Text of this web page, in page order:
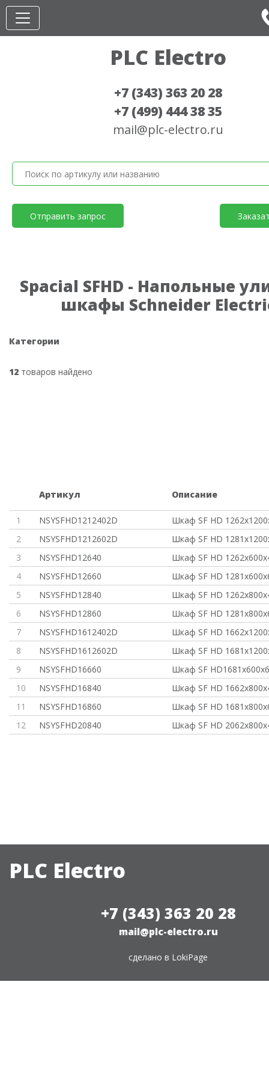
PLC Electro
+7 (343) 363 20 28
+7 (499) 444 38 35
mail@plc-electro.ru
Отправить запрос
Spacial SFHD - Напольные
шкафы Schneider
Категории
12 товаров найдено
Артикул Описание
1 NSYSFHD1212402D
Шкаф SF HD
2
NSYSFHD1212602D
Шкаф SF HD
3
NSYSFHD12640
Шкаф SF HD
4
NSYSFHD12660
Шкаф SF HD
5
NSYSFHD12840
Шкаф SF HD
6
NSYSFHD12860
Шкаф SF HD
7
NSYSFHD1612402D
Шкаф SF HD
8
NSYSFHD1612602D
Шкаф SF HD
9
NSYSFHD16660
Шкаф SF
10
NSYSFHD16840
Шкаф SF HD
11
NSYSFHD16860
Шкаф SF HD
12
NSYSFHD20840 Шкаф SF HD
PLC Electro
+7 (343) 363 20 28
mail@plc-electro.ru
сделано в LokiPage